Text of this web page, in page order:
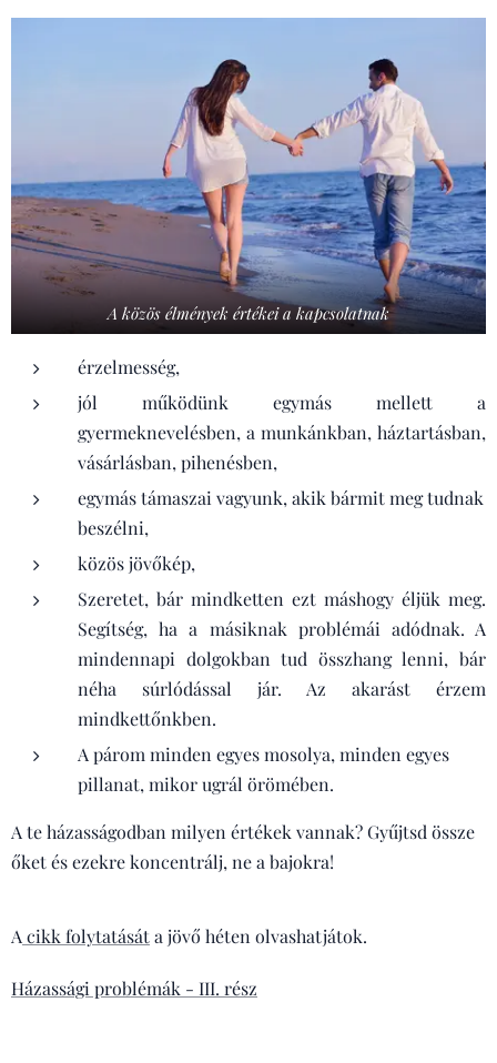
A közös élmények értékei a kapcsolatnak
érzelmesség,
jól működünk egymás mellett a
gyermeknevelésben, a munkánkban, háztartásban,
vásárlásban, pihenésben,
egymás támaszai vagyunk, akik bármit meg tudnak
beszélni,
közös jövőkép,
Szeretet, bár mindketten ezt máshogy éljük meg.
Segítség, ha a másiknak problémái adódnak. A
mindennapi dolgokban tud összhang lenni, bár
néha súrlódással jár. Az akarást érzem
mindkettőnkben.
A párom minden egyes mosolya, minden egyes
pillanat, mikor ugrál örömében.
A te házasságodban milyen értékek vannak? Gyűjtsd össze
őket és ezekre koncentrálj, ne a bajokra!
A cikk folytatásáta jövő héten olvashatjátok.
Házassági problémák - III. rész